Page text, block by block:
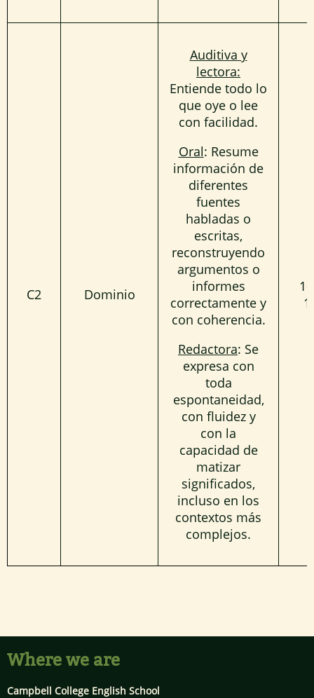
C2 Dominio
Auditiva y
lectora:
Entiende todo lo
que oye o lee
con facilidad.
Oral: Resume
información de
diferentes
fuentes
habladas o
escritas,
reconstruyendo
argumentos o
informes
correctamente y
con coherencia.
Redactora: Se
expresa con
toda
espontaneidad,
con fluidez y
con la
capacidad de
matizar
significados,
incluso en los
contextos más
complejos.
Where we are
Campbell College English School